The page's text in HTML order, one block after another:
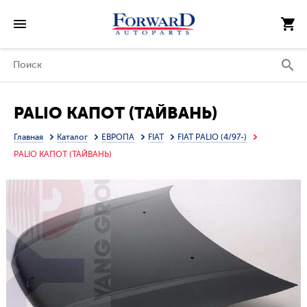
PALIO КАПОТ (ТАЙВАНЬ)
Главная Каталог ЕВРОПА FIAT
FIAT PALIO (4/97-)
PALIO КАПОТ (ТАЙВАНЬ)